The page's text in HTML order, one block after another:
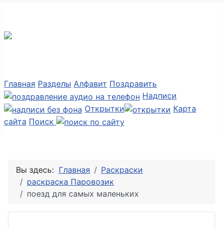
Главная Разделы Алфавит Поздравить
Надписи
Открытки
Карта
сайта Поиск
Вы здесь: Главная
Раскраски
раскраска Паровозик
поезд для самых маленьких